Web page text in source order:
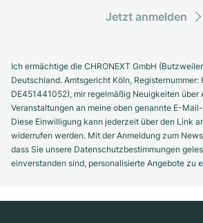
Jetzt anmelden
Ich ermächtige die CHRONEXT GmbH
Deutschland. Amtsgericht Köln, Registernummer:
DE451441052), mir regelmäßig Neuigkeiten über
Veranstaltungen an meine oben genannte E-
Diese Einwilligung kann jederzeit über den Link
widerrufen werden. Mit der Anmeldung zum
dass Sie unsere Datenschutzbestimmungen
einverstanden sind, personalisierte Angebote zu